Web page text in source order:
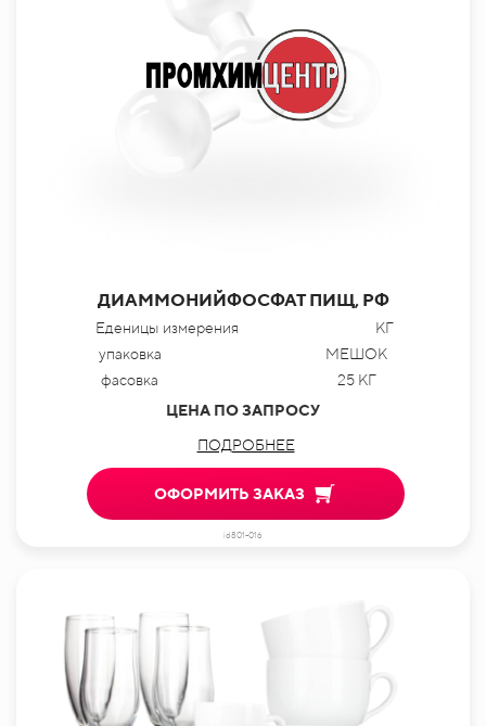
ДИАММОНИЙФОСФАТ ПИЩ, РФ
Еденицы измерения
КГ
упаковка
МЕШОК
фасовка
25 КГ
ЦЕНА ПО ЗАПРОСУ
ПОДРОБНЕЕ
ОФОРМИТЬ ЗАКАЗ
id801-016